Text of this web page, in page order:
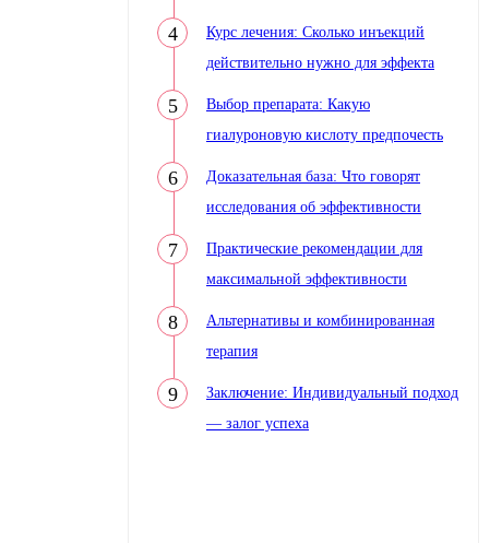
Курс лечения: Сколько инъекций
действительно нужно для эффекта
Выбор препарата: Какую
гиалуроновую кислоту предпочесть
Доказательная база: Что говорят
исследования об эффективности
Практические рекомендации для
максимальной эффективности
Альтернативы и комбинированная
терапия
Заключение: Индивидуальный подход
— залог успеха